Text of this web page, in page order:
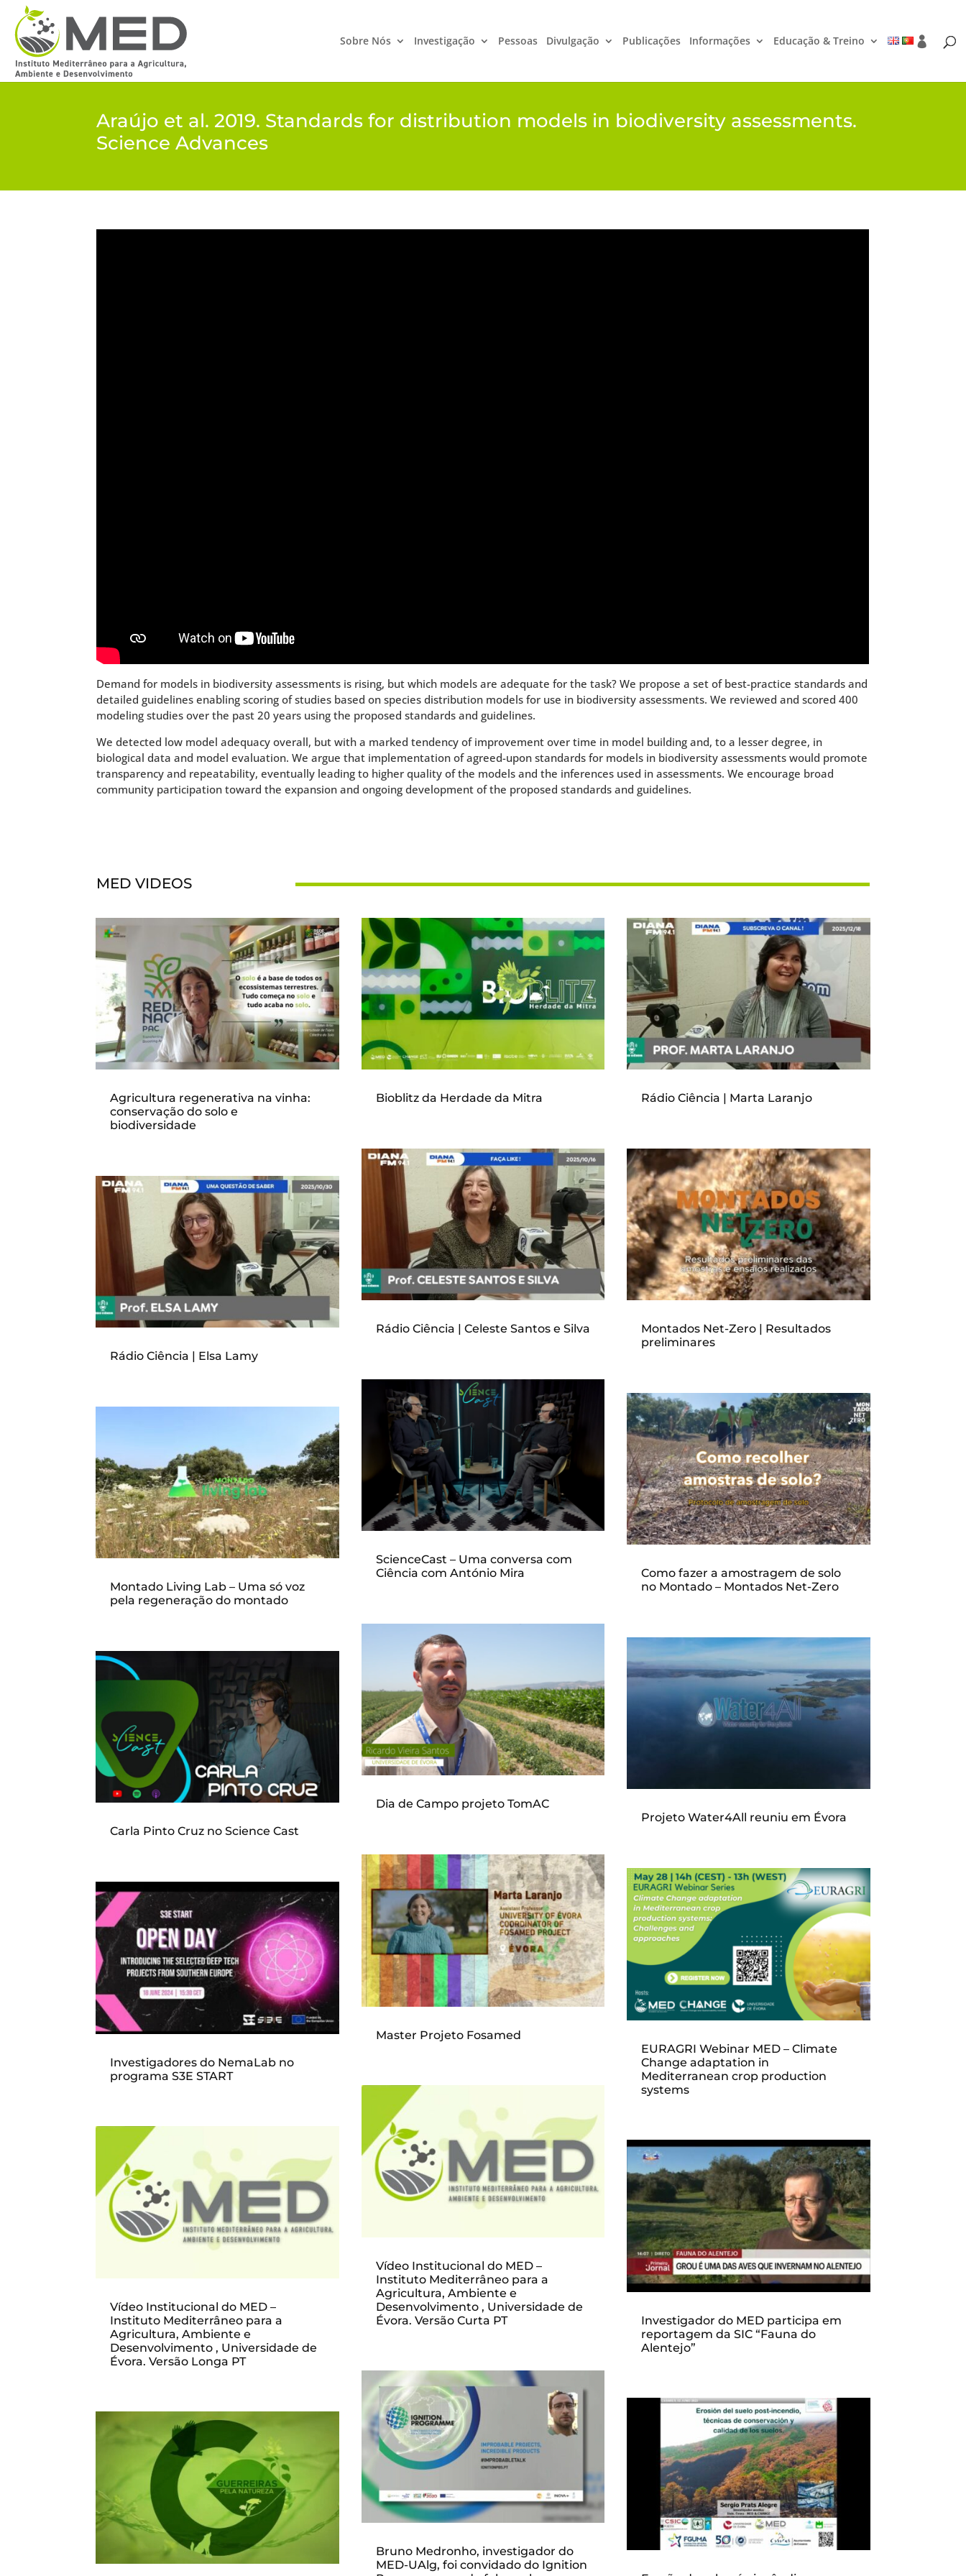
Sobre Nós Investigação Pessoas Divulgação Publicações Informações Educação & Treino
Araújo et al. 2019. Standards for distribution models in biodiversity assessments.
Science Advances
Demand for models in biodiversity assessments is rising, but which models are adequate for the task? We propose a set of best-practice standards and
detailed guidelines enabling scoring of studies based on species distribution models for use in biodiversity assessments. We reviewed and scored 400
modeling studies over the past 20 years using the proposed standards and guidelines.
We detected low model adequacy overall, but with a marked tendency of improvement over time in model building and, to a lesser degree, in
biological data and model evaluation. We argue that implementation of agreed-upon standards for models in biodiversity assessments would promote
transparency and repeatability, eventually leading to higher quality of the models and the inferences used in assessments. We encourage broad
community participation toward the expansion and ongoing development of the proposed standards and guidelines.
MED VIDEOS
Agricultura regenerativa na vinha:
conservação do solo e
biodiversidade
Rádio Ciência | Elsa Lamy
Montado Living Lab – Uma só voz
pela regeneração do montado
Carla Pinto Cruz no Science Cast
Investigadores do NemaLab no
programa S3E START
Vídeo Institucional do MED –
Instituto Mediterrâneo para a
Agricultura, Ambiente e
Desenvolvimento , Universidade de
Évora. Versão Longa PT
Bioblitz da Herdade da Mitra
Rádio Ciência | Celeste Santos e Silva
ScienceCast – Uma conversa com
Ciência com António Mira
Dia de Campo projeto TomAC
Master Projeto Fosamed
Vídeo Institucional do MED –
Instituto Mediterrâneo para a
Agricultura, Ambiente e
Desenvolvimento , Universidade de
Évora. Versão Curta PT
Bruno Medronho, investigador do
MED-UAlg, foi convidado do Ignition
Rádio Ciência | Marta Laranjo
Montados Net-Zero | Resultados
preliminares
Como fazer a amostragem de solo
no Montado – Montados Net-Zero
Projeto Water4All reuniu em Évora
EURAGRI Webinar MED – Climate
Change adaptation in
Mediterranean crop production
systems
Investigador do MED participa em
reportagem da SIC “Fauna do
Alentejo”